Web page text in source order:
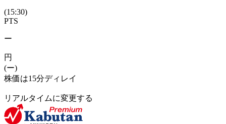
(15:30)
PTS
ー
円
(ー)
株価は15分ディレイ
リアルタイムに変更する